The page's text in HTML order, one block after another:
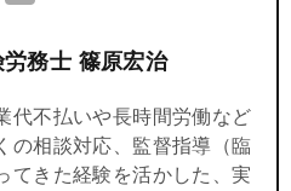
務士 篠原宏治
代不払いや長時間労働など
の相談対応、監督指導（臨
てきた経験を活かした、実